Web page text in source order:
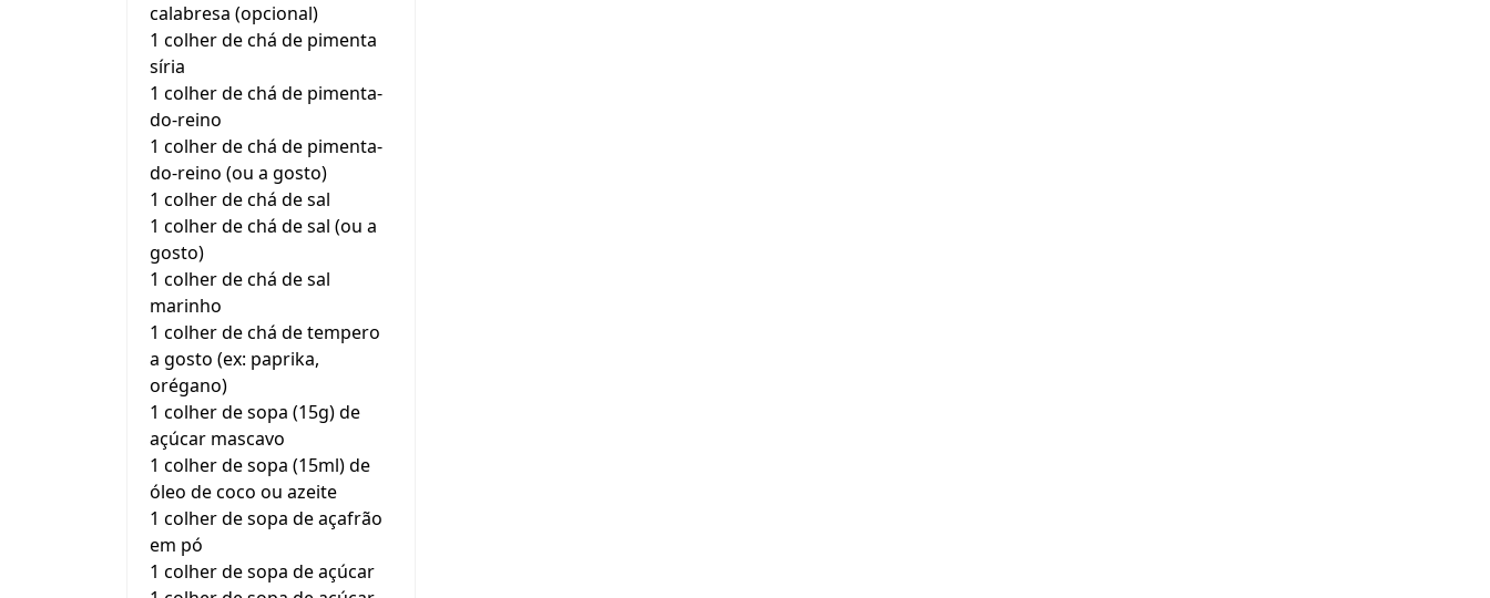
calabresa (opcional)
1 colher de chá de pimenta
síria
1 colher de chá de pimenta-
do-reino
1 colher de chá de pimenta-
do-reino (ou a gosto)
1 colher de chá de sal
1 colher de chá de sal (ou a
gosto)
1 colher de chá de sal
marinho
1 colher de chá de tempero
a gosto (ex: paprika,
orégano)
1 colher de sopa (15g) de
açúcar mascavo
1 colher de sopa (15ml) de
óleo de coco ou azeite
1 colher de sopa de açafrão
em pó
1 colher de sopa de açúcar